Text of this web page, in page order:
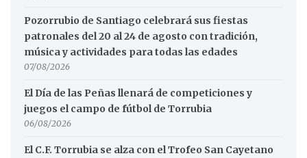
Pozorrubio de Santiago celebrará sus fiestas
patronales del 20 al 24 de agosto con tradición,
música y actividades para todas las edades
07/08/2026
El Día de las Peñas llenará de competiciones y
juegos el campo de fútbol de Torrubia
06/08/2026
El C.F. Torrubia se alza con el Trofeo San Cayetano